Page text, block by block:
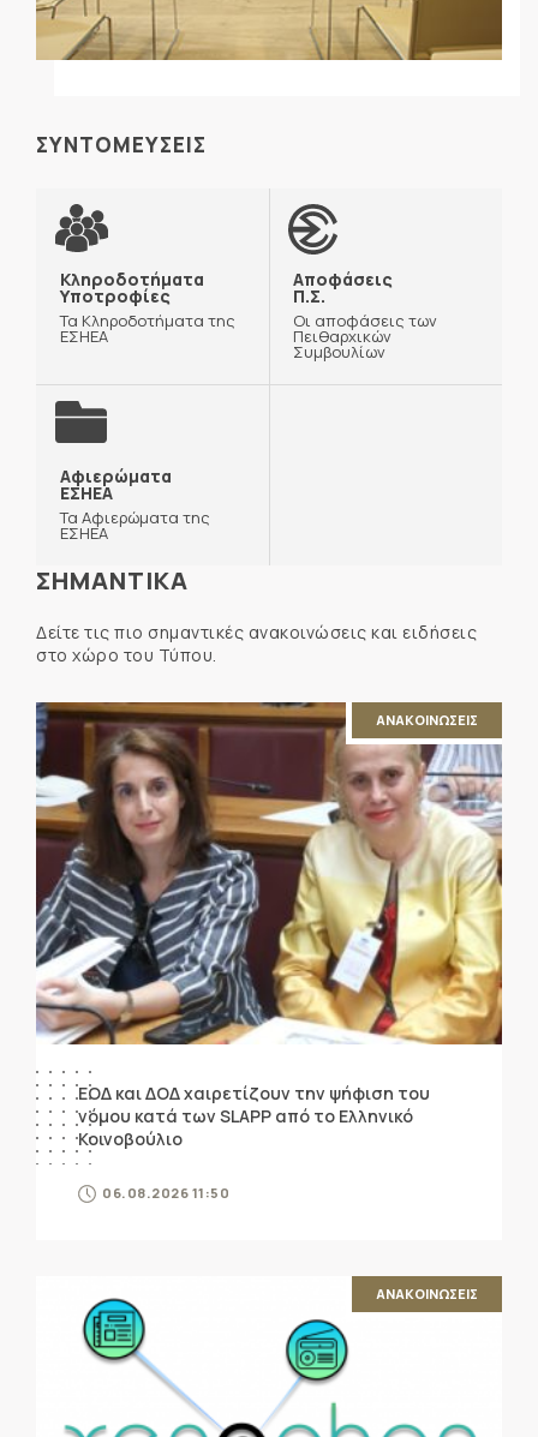
ΣΥΝΤΟΜΕΥΣΕΙΣ
Κληροδοτήματα
Υποτροφίες
Τα Κληροδοτήματα της
ΕΣΗΕΑ
Αποφάσεις
Π.Σ.
Οι αποφάσεις των
Πειθαρχικών
Συμβουλίων
Αφιερώματα
ΕΣΗΕΑ
Τα Αφιερώματα της
ΕΣΗΕΑ
ΣΗΜΑΝΤΙΚΑ
Δείτε τις πιο σημαντικές ανακοινώσεις και ειδήσεις
στο χώρο του Τύπου.
ΑΝΑΚΟΙΝΩΣΕΙΣ
ΕΟΔ και ΔΟΔ χαιρετίζουν την ψήφιση του
νόμου κατά των SLAPP από το Ελληνικό
Κοινοβούλιο
06.08.2026 11:50
ΑΝΑΚΟΙΝΩΣΕΙΣ